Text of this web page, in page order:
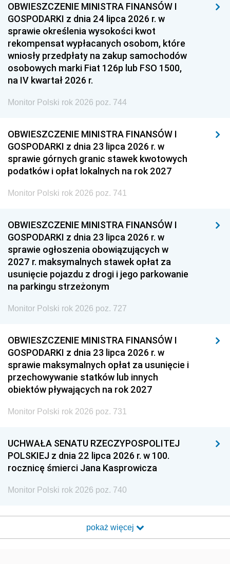
OBWIESZCZENIE MINISTRA FINANSÓW I
GOSPODARKI z dnia 24 lipca 2026 r. w
sprawie określenia wysokości kwot
rekompensat wypłacanych osobom, które
wniosły przedpłaty na zakup samochodów
osobowych marki Fiat 126p lub FSO 1500,
na IV kwartał 2026 r.
Monitor Polski rok 2026 poz. 744
OBWIESZCZENIE MINISTRA FINANSÓW I
GOSPODARKI z dnia 23 lipca 2026 r. w
sprawie górnych granic stawek kwotowych
podatków i opłat lokalnych na rok 2027
Monitor Polski rok 2026 poz. 741
OBWIESZCZENIE MINISTRA FINANSÓW I
GOSPODARKI z dnia 23 lipca 2026 r. w
sprawie ogłoszenia obowiązujących w
2027 r. maksymalnych stawek opłat za
usunięcie pojazdu z drogi i jego parkowanie
na parkingu strzeżonym
Monitor Polski rok 2026 poz. 727
OBWIESZCZENIE MINISTRA FINANSÓW I
GOSPODARKI z dnia 23 lipca 2026 r. w
sprawie maksymalnych opłat za usunięcie i
przechowywanie statków lub innych
obiektów pływających na rok 2027
Monitor Polski rok 2026 poz. 731
UCHWAŁA SENATU RZECZYPOSPOLITEJ
POLSKIEJ z dnia 22 lipca 2026 r. w 100.
rocznicę śmierci Jana Kasprowicza
Monitor Polski rok 2026 poz. 740
pokaż więcej